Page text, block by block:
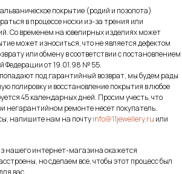
покрытие (родий и позолота)
в процессе носки из-за трения или
Со временем на ювелирных изделиях может
может износиться, что не является дефектом
или обмену в соответствии с постановлением
Федерации от 19.01.98 № 55.
под гарантийный возврат, мы будем рады
полировку и восстановление покрытия в любое
45 календарных дней. Просим учесть, что
негарантийном ремонте несет покупатель.
напишите нам на почтуinfo@11jewellery.ru или
нашего интернет-магазина окажется
но сделаем все, чтобы этот процесс был